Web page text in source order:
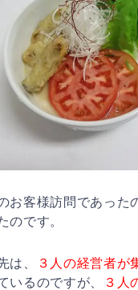
お客様訪問であった
のです。
は、
３人の経営者が
いるのですが、
３人